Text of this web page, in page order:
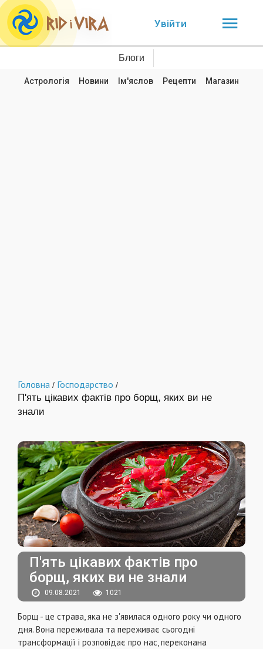
Увійти
Блоги
Астрологія Новини Ім'яслов Рецепти Магазин
Головна / Господарство /
П'ять цікавих фактів про борщ, яких ви не
знали
П'ять цікавих фактів про
борщ, яких ви не знали
09.08.2021 1021
Борщ - це страва, яка не з'явилася одного року чи одного
дня. Вона переживала та переживає сьогодні
трансформації і розповідає про нас, переконана